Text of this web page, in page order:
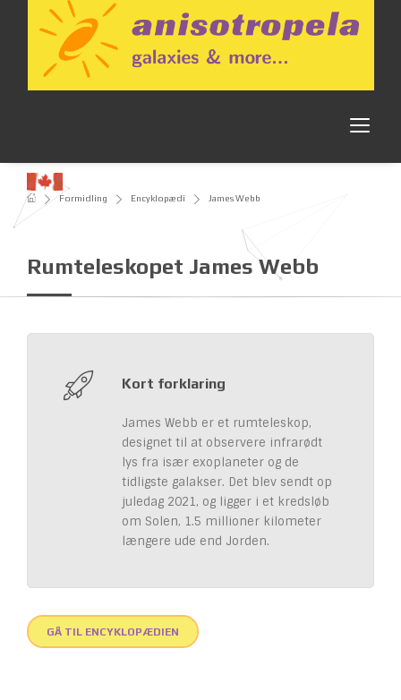
Rumteleskopet James Webb
Formidling Encyklopædi James Webb
Kort forklaring
James Webb er et rumteleskop,
designet til at observere infrarødt
lys fra især exoplaneter og de
tidligste galakser. Det blev sendt op
juledag 2021, og ligger i et kredsløb
om Solen, 1.5 millioner kilometer
længere ude end Jorden.
GÅ TIL ENCYKLOPÆDIEN